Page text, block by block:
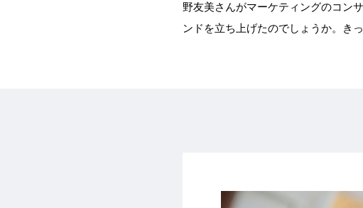
野友美さんがマーケティングのコン
ンドを立ち上げたのでしょうか。き